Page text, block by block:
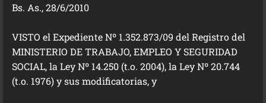
Bs. As., 28/6/2010
VISTO el Expediente Nº 1.352.873/09 del Registro del
MINISTERIO DE TRABAJO, EMPLEO Y SEGURIDAD
SOCIAL, la Ley Nº 14.250 (t.o. 2004), la Ley Nº 20.744
(t.o. 1976) y sus modificatorias, y